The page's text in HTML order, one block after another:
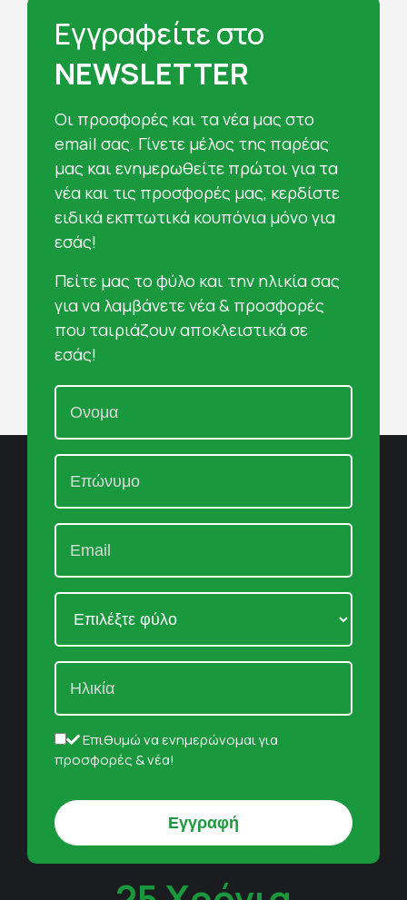
Εγγραφείτε στο
NEWSLETTER
Oι προσφορές και τα νέα μας στο
email σας. Γίνετε μέλος της παρέας
μας και ενημερωθείτε πρώτοι για τα
νέα και τις προσφορές μας, κερδίστε
ειδικά εκπτωτικά κουπόνια μόνο για
εσάς!
Πείτε μας το φύλο και την ηλικία σας
για να λαμβάνετε νέα & προσφορές
που ταιριάζουν αποκλειστικά σε
εσάς!
Επιθυμώ να ενημερώνομαι για
προσφορές & νέα!